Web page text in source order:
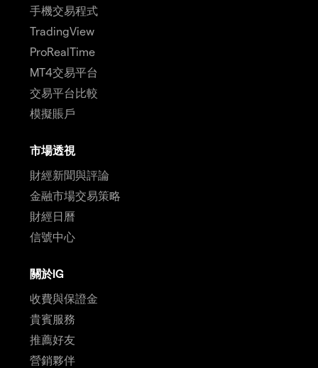
手機交易程式
TradingView
ProRealTime
MT4交易平台
交易平台比較
模擬賬戶
市場透視
財經新聞與評論
金融市場交易策略
財經日曆
信號中心
關於IG
收費與保證金
貴賓服務
推薦好友
營銷夥伴